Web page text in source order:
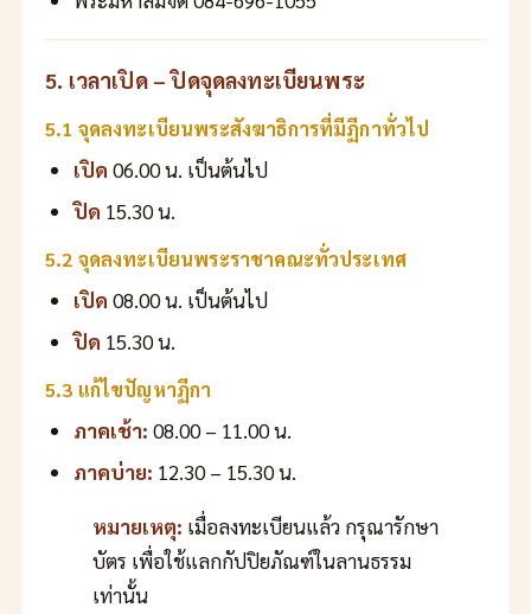
5. เวลาเปิด – ปิดจุดลงทะเบียนพระ
5.1 จุดลงทะเบียนพระสังฆาธิการที่มีฏีกาทั่วไป
เปิด 06.00 น. เป็นต้นไป
ปิด 15.30 น.
5.2 จุดลงทะเบียนพระราชาคณะทั่วประเทศ
เปิด 08.00 น. เป็นต้นไป
ปิด 15.30 น.
5.3 แก้ไขปัญหาฏีกา
ภาคเช้า: 08.00 – 11.00 น.
ภาคบ่าย: 12.30 – 15.30 น.
หมายเหตุ: เมื่อลงทะเบียนแล้ว กรุณารักษา
บัตร เพื่อใช้แลกกัปปิยภัณฑ์ในลานธรรม
เท่านั้น